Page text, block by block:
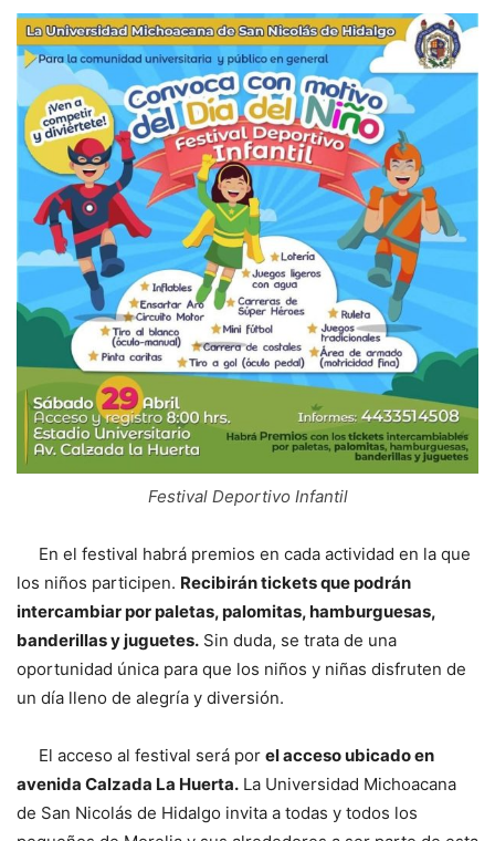
Festival Deportivo Infantil
En el festival habrá premios en cada actividad en la que
los niños participen. Recibirán tickets que podrán
intercambiar por paletas, palomitas, hamburguesas,
banderillas y juguetes. Sin duda, se trata de una
oportunidad única para que los niños y niñas disfruten de
un día lleno de alegría y diversión.
El acceso al festival será por el acceso ubicado en
avenida Calzada La Huerta. La Universidad Michoacana
de San Nicolás de Hidalgo invita a todas y todos los